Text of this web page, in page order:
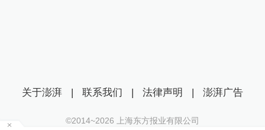
关于澎湃 | 联系我们 | 法律声明 | 澎湃广告
©2014~2026 上海东方报业有限公司